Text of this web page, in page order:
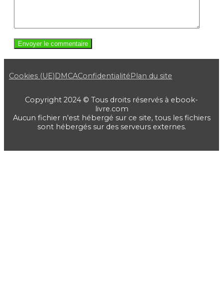
Cookies (UE)DMCAConfidentialitéPlan du site
Copyright 2024 © Tous droits réservés à ebook-
livre.com
Aucun fichier n'est hébergé sur ce site, tous les fichiers
sont hébergés sur des serveurs externes.